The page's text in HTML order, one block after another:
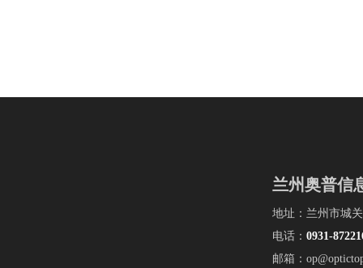
兰州奥普信
地址：兰州市城
电话： 0931-
邮箱：